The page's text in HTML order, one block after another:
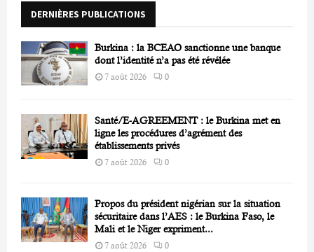
DERNIÈRES PUBLICATIONS
Burkina : la BCEAO sanctionne une banque
dont l’identité n’a pas été révélée
7 août 2026 0
Santé/E-AGREEMENT : le Burkina met en
ligne les procédures d’agrément des
établissements privés
7 août 2026 0
Propos du président nigérian sur la situation
sécuritaire dans l’AES : le Burkina Faso, le
Mali et le Niger expriment...
7 août 2026 0